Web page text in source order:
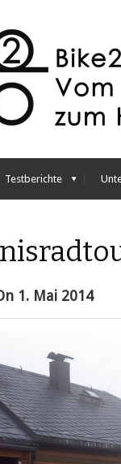
Testberichte
1. Mai 2014